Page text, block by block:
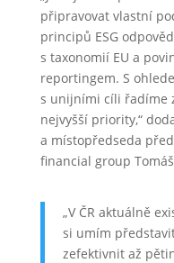
připravovat vlastní
principů ESG
s taxonomií EU a
reportingem. S
s unijními cíli řadíme
nejvyšší priority,“
a místopředseda
financial group
„V ČR aktuálně
si umím
zefektivnit až